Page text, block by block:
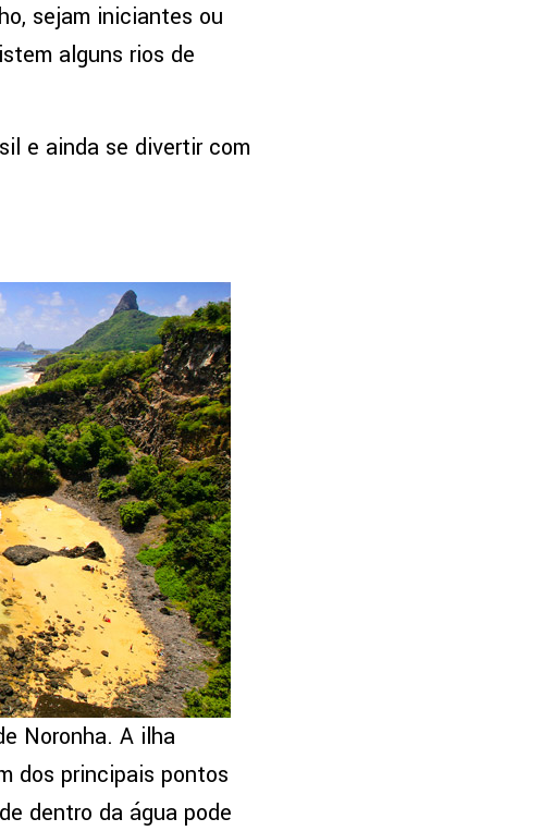
sejam iniciantes ou
alguns rios de
e ainda se divertir com
Noronha. A ilha
dos principais pontos
dentro da água pode